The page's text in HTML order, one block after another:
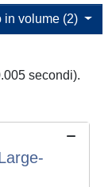
in volume (2)
secondi).